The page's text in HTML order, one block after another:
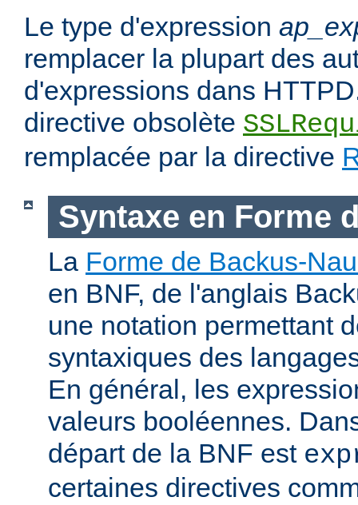
Le type d'expression
remplacer la plupart des
d'expressions dans
directive obsolète
remplacée par la directive
Syntaxe en Forme
La Forme de Backus-
en BNF, de l'anglais
une notation permettant
syntaxiques des
En général, les
valeurs booléennes.
départ de la BNF est
certaines directives